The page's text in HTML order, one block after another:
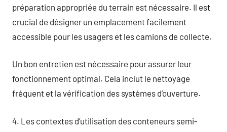
préparation appropriée du terrain est nécessaire. Il est
crucial de désigner un emplacement facilement
accessible pour les usagers et les camions de collecte.
Un bon entretien est nécessaire pour assurer leur
fonctionnement optimal. Cela inclut le nettoyage
fréquent et la vérification des systèmes d’ouverture.
4. Les contextes d’utilisation des conteneurs semi-